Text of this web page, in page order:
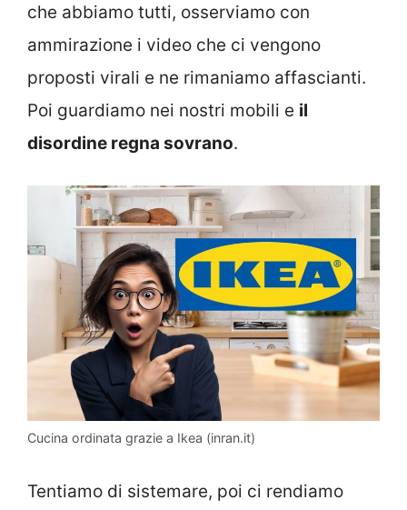
che abbiamo tutti, osserviamo con
ammirazione i video che ci vengono
proposti virali e ne rimaniamo affascianti.
Poi guardiamo nei nostri mobili e il
disordine regna sovrano.
Cucina ordinata grazie a Ikea (inran.it)
Tentiamo di sistemare, poi ci rendiamo